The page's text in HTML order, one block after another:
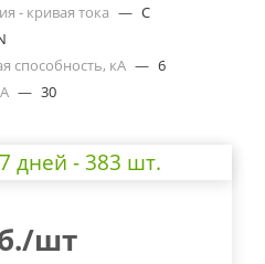
- кривая тока — C
способность, кА — 6
— 30
дней - 383 шт.
/шт